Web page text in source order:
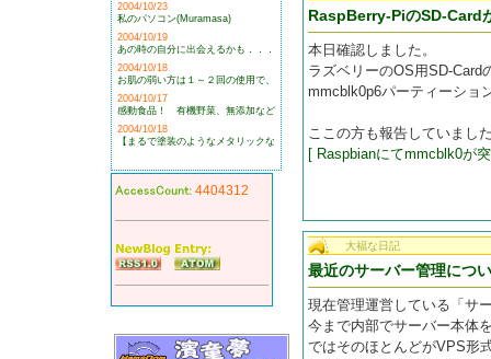
2004/10/23
私のパソコン(Muramasa)
2004/10/19
あの時の自分に出会えるかも．．．
2004/10/18
お肌の弱い方は１～２回の使用で、
2004/10/17
感動食品！ 有機野菜、無添加など
2004/10/18
【まるで塗装のようなメタリックな
4404312
RaspBerry-PiのSD-Card
本日確認しました。
ラズベリーのOS用SD-Card
mmcblk0p6パーティーショ
ここの方も報告していまし
[ Raspbianにてmmcblk0が
大福な日記
最近のサーバー管理につ
現在管理運営している「サ
今まで内部でサーバー本体
ではそのほとんどがVPS形